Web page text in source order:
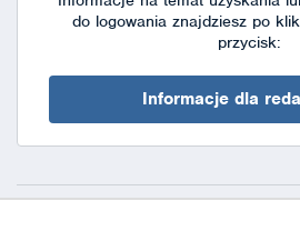
do logowania znajdziesz po
przycisk:
Informacje dla